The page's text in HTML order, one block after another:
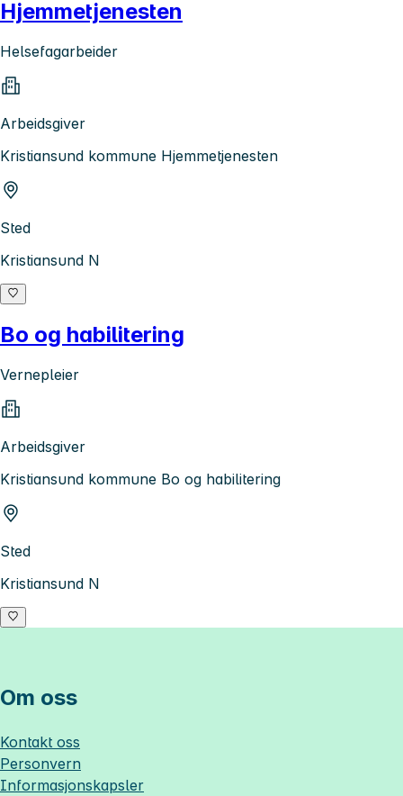
Hjemmetjenesten
Helsefagarbeider
Arbeidsgiver
Kristiansund kommune Hjemmetjenesten
Sted
Kristiansund N
Bo og habilitering
Vernepleier
Arbeidsgiver
Kristiansund kommune Bo og habilitering
Sted
Kristiansund N
Om oss
Kontakt oss
Personvern
Informasjonskapsler